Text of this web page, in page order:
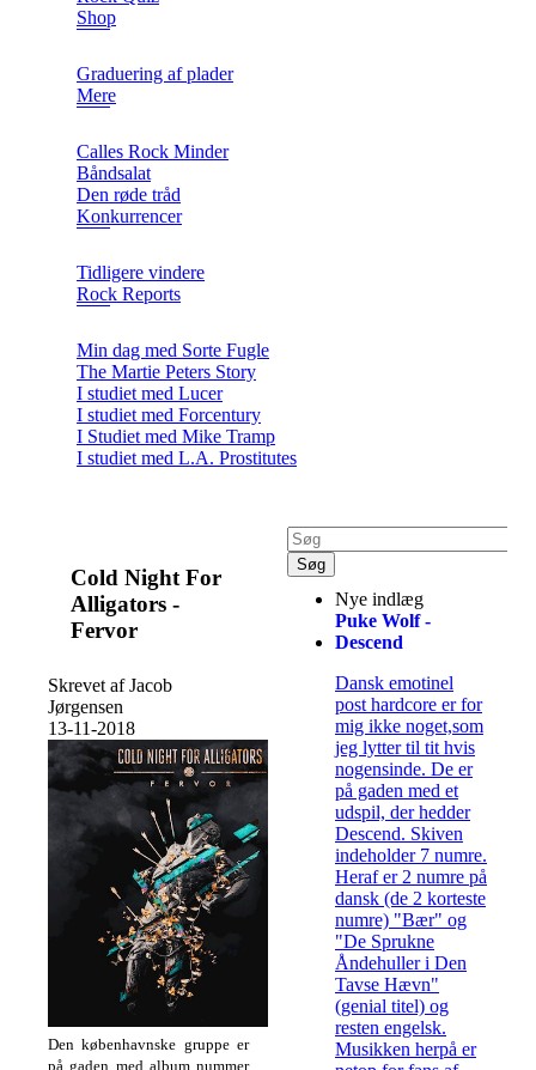
Shop
Graduering af plader
Mere
Calles Rock Minder
Båndsalat
Den røde tråd
Konkurrencer
Tidligere vindere
Rock Reports
Min dag med Sorte Fugle
The Martie Peters Story
I studiet med Lucer
I studiet med Forcentury
I Studiet med Mike Tramp
I studiet med L.A. Prostitutes
Cold Night For
Alligators -
Fervor
Skrevet af Jacob
Jørgensen
13-11-2018
Den københavnske gruppe er
på gaden med album nummer
Nye indlæg
Puke Wolf -
Descend
Dansk emotinel
post hardcore er for
mig ikke noget,som
jeg lytter til tit hvis
nogensinde. De er
på gaden med et
udspil, der hedder
Descend. Skiven
indeholder 7 numre.
Heraf er 2 numre på
dansk (de 2 korteste
numre) "Bær" og
"De Sprukne
Åndehuller i Den
Tavse Hævn"
(genial titel) og
resten engelsk.
Musikken herpå er